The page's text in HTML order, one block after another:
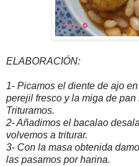
ELABORACIÓN:
1- Picamos el diente de ajo
perejil fresco y la miga de
Trituramos.
2- Añadimos el bacalao
volvemos a triturar.
3- Con la masa obtenida
las pasamos por harina.